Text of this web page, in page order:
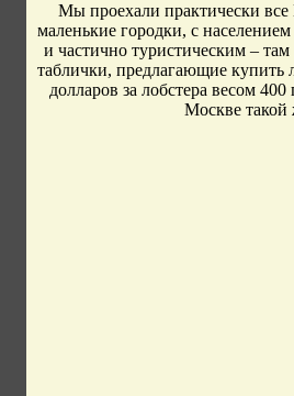
Мы проехали практически
маленькие городки, с
и частично туристическим –
таблички, предлагающие купить
долларов за лобстера весом
Москве такой